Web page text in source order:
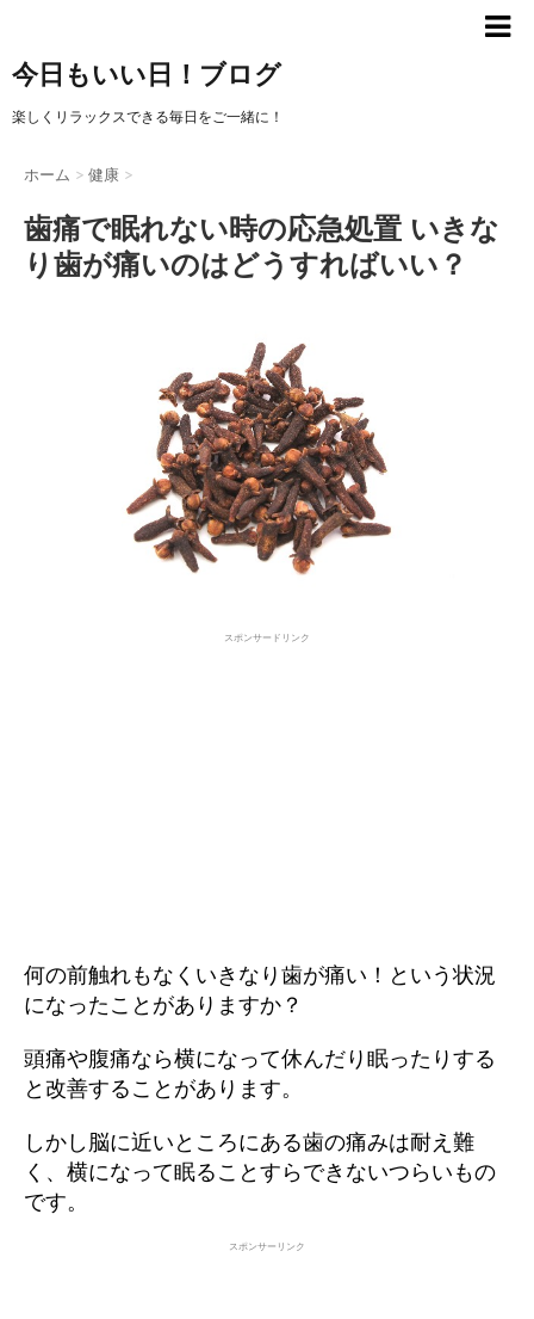
今日もいい日！ブログ
楽しくリラックスできる毎日をご一緒に！
ホーム > 健康 >
歯痛で眠れない時の応急処置 いきな
り歯が痛いのはどうすればいい？
スポンサードリンク
何の前触れもなくいきなり歯が痛い！という状況
になったことがありますか？
頭痛や腹痛なら横になって休んだり眠ったりする
と改善することがあります。
しかし脳に近いところにある歯の痛みは耐え難
く、横になって眠ることすらできないつらいもの
です。
スポンサーリンク